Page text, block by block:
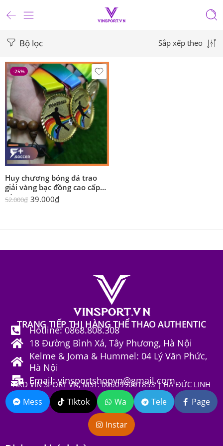
Bộ lọc Sắp xếp theo
-25%
Huy chương bóng đá trao
giải vàng bạc đồng cao cấp
v1
52.000₫ 39.000₫
TRANG TIẾP THỊ HÀNG THỂ THAO AUTHENTIC
Hotline: 0868.808.308
18 Đường Bình Xá, Tây Phương, Hà Nội
Kelme & Joma & Hummel: 04 Lý Văn Phức,
Hà Nội
Email: vinsportshopvn@gmail.com
HKD VIN SPORT VN, MST: 006099001853 | HÀ ĐỨC LINH
Mess Tiktok Wa Tele Page
Instar